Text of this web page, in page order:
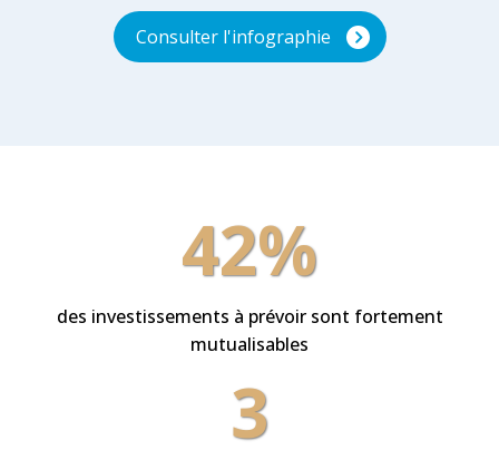
Consulter l'infographie
42%
des investissements à prévoir sont fortement
mutualisables
3